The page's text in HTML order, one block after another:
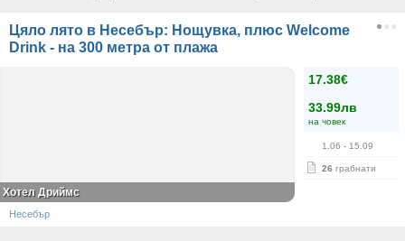
Цяло лято в Несебър: Нощувка, плюс Welcome
Drink - на 300 метра от плажа
17.38€
33.99лв
на човек
1.06 - 15.09
26 грабнати
Хотел Дриймс
Несебър